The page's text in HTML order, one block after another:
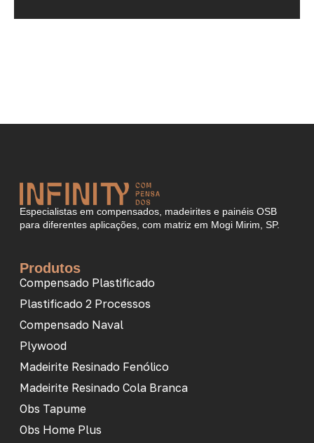
Especialistas em compensados, madeirites e painéis OSB
para diferentes aplicações, com matriz em Mogi Mirim, SP.
Produtos
Compensado Plastificado
Plastificado 2 Processos
Compensado Naval
Plywood
Madeirite Resinado Fenólico
Madeirite Resinado Cola Branca
Obs Tapume
Obs Home Plus